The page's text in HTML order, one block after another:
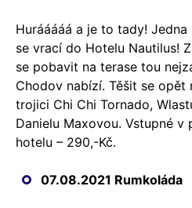
Hurááááá a je to tady!
se vrací do Hotelu Nautilus!
se pobavit na terase tou
Chodov nabízí. Těšit se opět
trojici Chi Chi Tornado,
Danielu Maxovou. Vstupné v
hotelu – 290,-Kč.
07.08.2021 Rumkoláda